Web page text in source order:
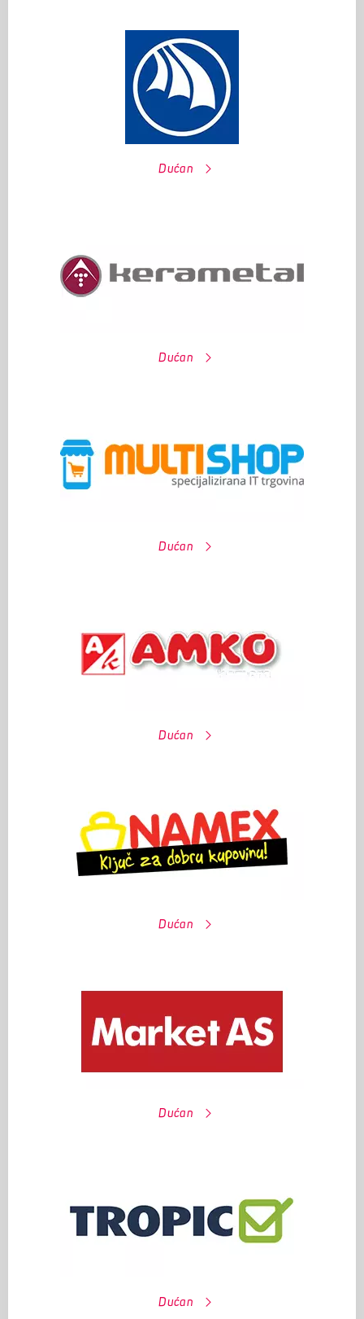
Dućan
Dućan
Dućan
Dućan
Dućan
Dućan
Dućan